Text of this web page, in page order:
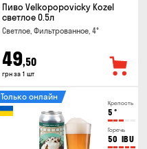
Пиво Velkopopovicky Kozel
светлое 0.5л
Светлое, Фильтрованное, 4°
49,50
грн за 1 шт
Крепость
5 °
Горечь
50 IBU
Только онлайн